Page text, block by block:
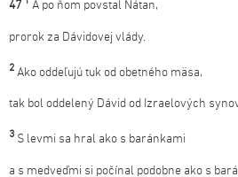
47 A po ňom povstal Nátan,
prorok za Dávidovej vlády.
2 Ako oddeľujú tuk od obetného mäsa,
tak bol oddelený Dávid od Izraelových
3 S levmi sa hral ako s baránkami
a s medveďmi si počínal podobne ako s